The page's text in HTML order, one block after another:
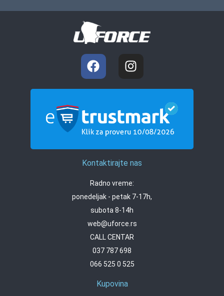
Kontaktirajte nas
Radno vreme:
ponedeljak - petak 7-17h,
subota 8-14h
web@uforce.rs
CALL CENTAR
037 787 698
066 525 0 525
Kupovina